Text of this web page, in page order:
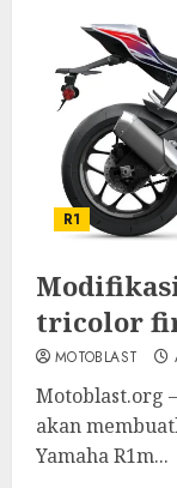
R1
tricolor
MOTOBLAST
Motoblast.org
akan
Yamaha R1m...